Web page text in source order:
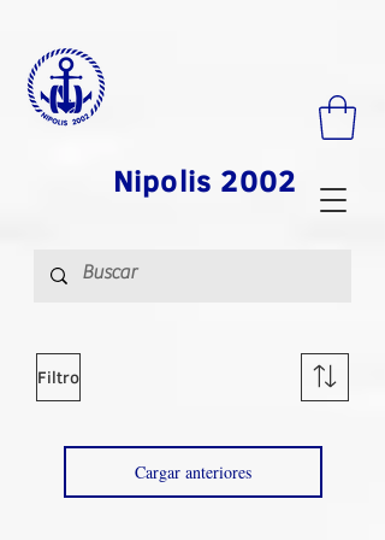
Nipolis 2002
Filtro
Cargar anteriores